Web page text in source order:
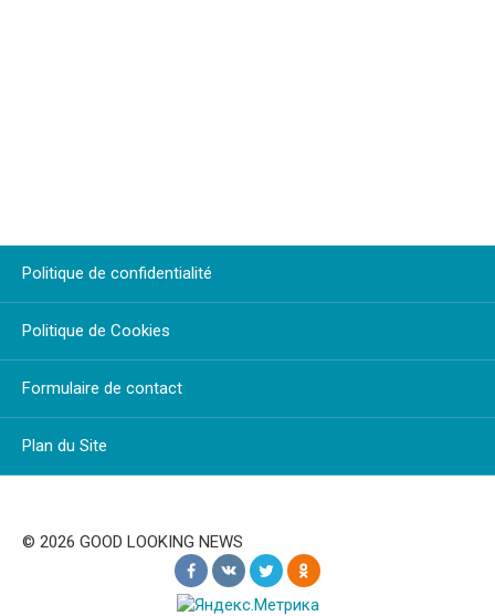
Politique de confidentialité
Politique de Cookies
Formulaire de contact
Plan du Site
© 2026 GOOD LOOKING NEWS